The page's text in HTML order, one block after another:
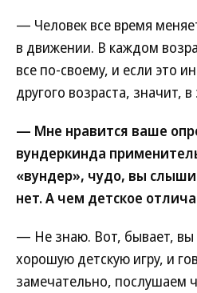
— Человек все время
в движении. В каждом
все по-своему, и если это
другого возраста, значит,
— Мне нравится ваше
вундеркинда
«вундер», чудо, вы
нет. А чем детское
— Не знаю. Вот, бывает,
хорошую детскую игру, и
замечательно, послушаем